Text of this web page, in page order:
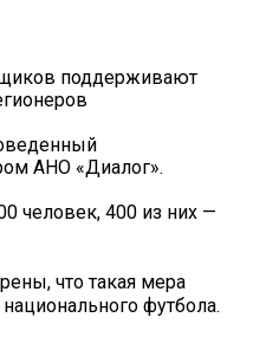
поддерживают
АНО «Диалог».
человек, 400 из них —
что такая мера
футбола.